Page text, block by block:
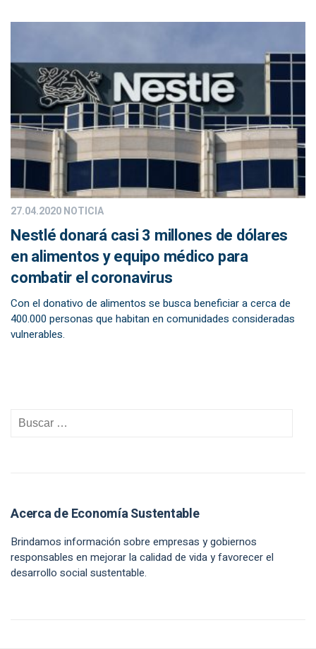
27.04.2020NOTICIA
Nestlé donará casi 3 millones de dólares
en alimentos y equipo médico para
combatir el coronavirus
Con el donativo de alimentos se busca beneficiar a cerca de
400.000 personas que habitan en comunidades consideradas
vulnerables.
Acerca de Economía Sustentable
Brindamos información sobre empresas y gobiernos
responsables en mejorar la calidad de vida y favorecer el
desarrollo social sustentable.